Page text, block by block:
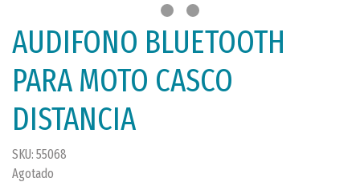
AUDIFONO BLUETOOTH
PARA MOTO CASCO
DISTANCIA
SKU: 55068
Agotado